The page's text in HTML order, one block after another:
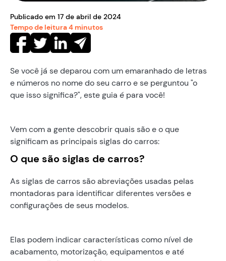
Publicado em 17 de abril de 2024
Tempo de leitura4 minutos
Se você já se deparou com um emaranhado de letras
e números no nome do seu carro e se perguntou "o
que isso significa?", este guia é para você!
Vem com a gente descobrir quais são e o que
significam as principais siglas do carros:
O que são siglas de carros?
As siglas de carros são abreviações usadas pelas
montadoras para identificar diferentes versões e
configurações de seus modelos.
Elas podem indicar características como nível de
acabamento, motorização, equipamentos e até